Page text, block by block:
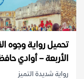
تحميل رواية وجوه
الأربعة – أوادي
رواية شديدة التميز